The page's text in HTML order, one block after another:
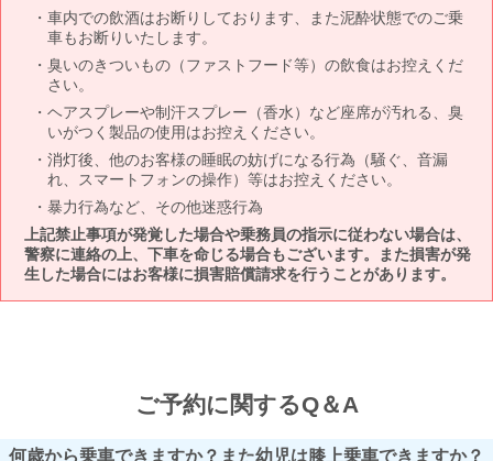
車内での飲酒はお断りしております、また泥酔状態でのご乗
車もお断りいたします。
臭いのきついもの（ファストフード等）の飲食はお控えくだ
さい。
ヘアスプレーや制汗スプレー（香水）など座席が汚れる、臭
いがつく製品の使用はお控えください。
消灯後、他のお客様の睡眠の妨げになる行為（騒ぐ、音漏
れ、スマートフォンの操作）等はお控えください。
暴力行為など、その他迷惑行為
上記禁止事項が発覚した場合や乗務員の指示に従わない場合は、
警察に連絡の上、下車を命じる場合もございます。また損害が発
生した場合にはお客様に損害賠償請求を行うことがあります。
ご予約に関するQ＆A
何歳から乗車できますか？また幼児は膝上乗車できますか？